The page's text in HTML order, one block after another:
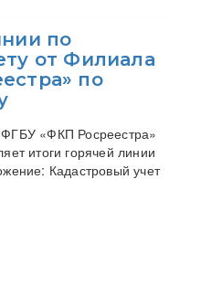
по
от Филиала
по
«ФКП Росреестра»
итоги горячей линии
Кадастровый учет